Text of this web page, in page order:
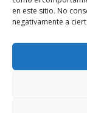
en este sitio. No
negativamente a
11 JULIO
BORDADO
Bordaremos
nuevas